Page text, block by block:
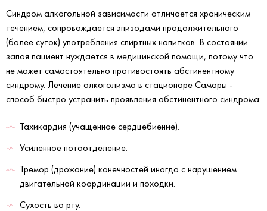
Синдром алкогольной зависимости отличается хроническим
течением, сопровождается эпизодами продолжительного
(более суток) употребления спиртных напитков. В состоянии
запоя пациент нуждается в медицинской помощи, потому что
не может самостоятельно противостоять абстинентному
синдрому. Лечение алкоголизма в стационаре Самары -
способ быстро устранить проявления абстинентного синдрома:
Тахикардия (учащенное сердцебиение).
Усиленное потоотделение.
Тремор (дрожание) конечностей иногда с нарушением
двигательной координации и походки.
Сухость во рту.